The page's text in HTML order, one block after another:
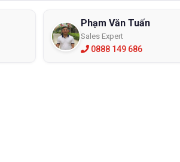
Phạm Văn Tuấn
Sales Expert
0888 149 686